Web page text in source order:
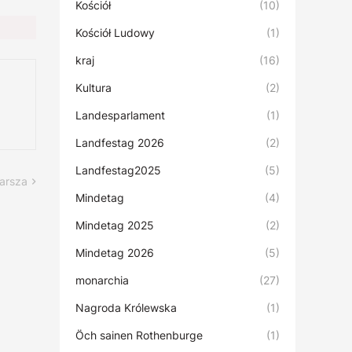
Kościół (10)
Kościół Ludowy (1)
kraj (16)
Kultura (2)
Landesparlament (1)
Landfestag 2026 (2)
Landfestag2025 (5)
Mindetag (4)
Mindetag 2025 (2)
Mindetag 2026 (5)
monarchia (27)
Nagroda Królewska (1)
Öch sainen Rothenburge (1)